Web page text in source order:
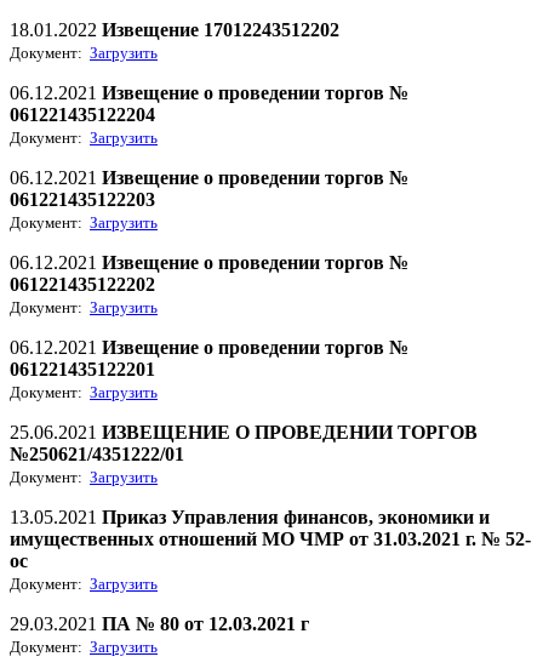
18.01.2022 Извещение 17012243512202
Документ: Загрузить
06.12.2021 Извещение о проведении торгов №
061221435122204
Документ: Загрузить
06.12.2021 Извещение о проведении торгов №
061221435122203
Документ: Загрузить
06.12.2021 Извещение о проведении торгов №
061221435122202
Документ: Загрузить
06.12.2021 Извещение о проведении торгов №
061221435122201
Документ: Загрузить
25.06.2021 ИЗВЕЩЕНИЕ О ПРОВЕДЕНИИ ТОРГОВ
№250621/4351222/01
Документ: Загрузить
13.05.2021 Приказ Управления финансов, экономики и
имущественных отношений МО ЧМР от 31.03.2021 г. № 52-
ос
Документ: Загрузить
29.03.2021 ПА № 80 от 12.03.2021 г
Документ: Загрузить